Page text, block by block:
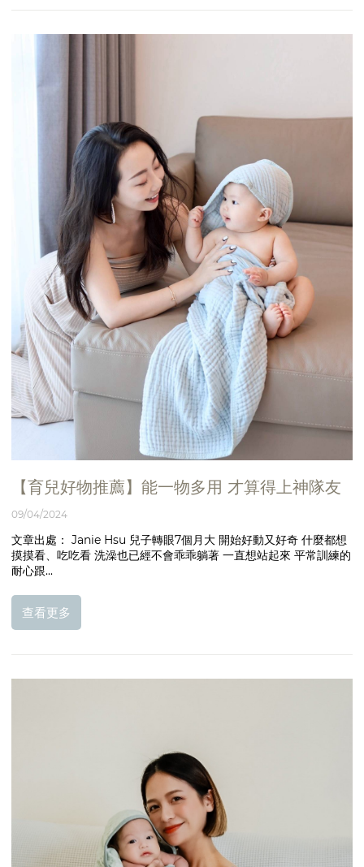
【育兒好物推薦】能一物多用 才算得上神隊友
09/04/2024
文章出處： Janie Hsu 兒子轉眼7個月大 開始好動又好奇 什麼都想
摸摸看、吃吃看 洗澡也已經不會乖乖躺著 一直想站起來 平常訓練的
耐心跟...
查看更多